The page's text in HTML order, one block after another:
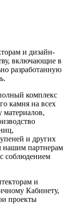
и дизайн-
включающие в
разработанную
комплекс
камня на всех
материалов,
и других
нашим партнерам
соблюдением
и
Кабинету,
проекты